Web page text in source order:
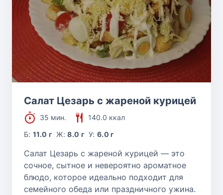
Салат Цезарь с жареной курицей
35 мин.
140.0 ккал
Б:11.0 г Ж:8.0 г У:6.0 г
Салат Цезарь с жареной курицей — это
сочное, сытное и невероятно ароматное
блюдо, которое идеально подходит для
семейного обеда или праздничного ужина.